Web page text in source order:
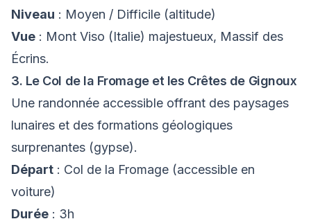
Niveau : Moyen / Difficile (altitude)
Vue : Mont Viso (Italie) majestueux, Massif des
Écrins.
3. Le Col de la Fromage et les Crêtes de Gignoux
Une randonnée accessible offrant des paysages
lunaires et des formations géologiques
surprenantes (gypse).
Départ : Col de la Fromage (accessible en
voiture)
Durée : 3h